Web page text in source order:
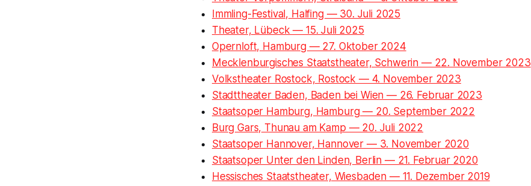
Immling-Festival, Halfing — 30. Juli 2025
Theater, Lübeck — 15. Juli 2025
Opernloft, Hamburg — 27. Oktober 2024
Mecklenburgisches Staatstheater, Schwerin — 22. November 2023
Volkstheater Rostock, Rostock — 4. November 2023
Stadttheater Baden, Baden bei Wien — 26. Februar 2023
Staatsoper Hamburg, Hamburg — 20. September 2022
Burg Gars, Thunau am Kamp — 20. Juli 2022
Staatsoper Hannover, Hannover — 3. November 2020
Staatsoper Unter den Linden, Berlin — 21. Februar 2020
Hessisches Staatstheater, Wiesbaden — 11. Dezember 2019